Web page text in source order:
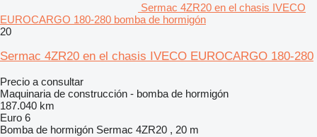
Sermac 4ZR20 en el chasis IVECO
EUROCARGO 180-280 bomba de hormigón
20
Sermac 4ZR20 en el chasis IVECO EUROCARGO 180-280
Precio a consultar
Maquinaria de construcción - bomba de hormigón
187.040 km
Euro 6
Bomba de hormigón Sermac 4ZR20 , 20 m